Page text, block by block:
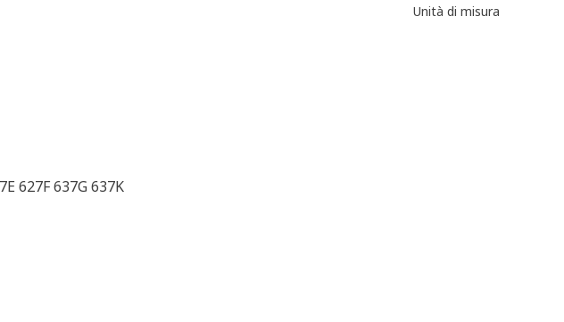
Unità di misura
627F 637G 637K